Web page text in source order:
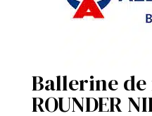
Ballerine de
ROUNDER